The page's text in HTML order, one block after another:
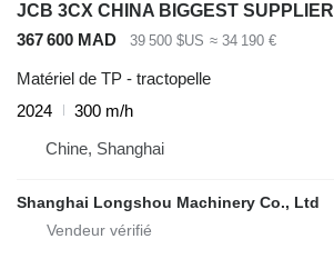
JCB 3CX CHINA BIGGEST SUPPLIER
367 600 MAD
39 500 $US ≈ 34 190 €
Matériel de TP - tractopelle
2024
300 m/h
Chine, Shanghai
Shanghai Longshou Machinery Co., Ltd